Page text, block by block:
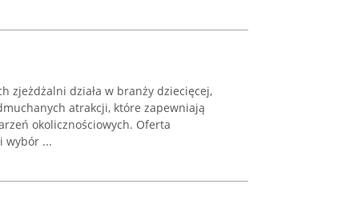
zjeżdżalni działa w branży dziecięcej,
atrakcji, które zapewniają
okolicznościowych. Oferta
wybór ...